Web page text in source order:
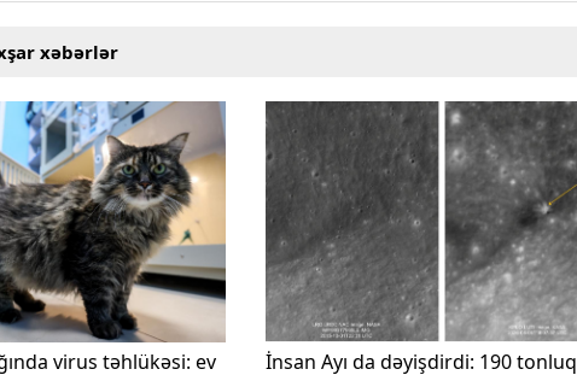
xəbərlər
virus təhlükəsi: ev
İnsan Ayı da dəyişdirdi: 190 tonluq